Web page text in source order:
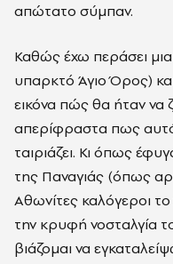
απώτατο σύµπαν.
Καθώς έχω περάσει
υπαρκτό Άγιο Όρος)
εικόνα πώς θα ήταν να
απερίφραστα πως αυτό
ταιριάζει. Κι όπως
της Παναγιάς (όπως
Αθωνίτες καλόγεροι
την κρυφή νοσταλγία
βιάζοµαι να